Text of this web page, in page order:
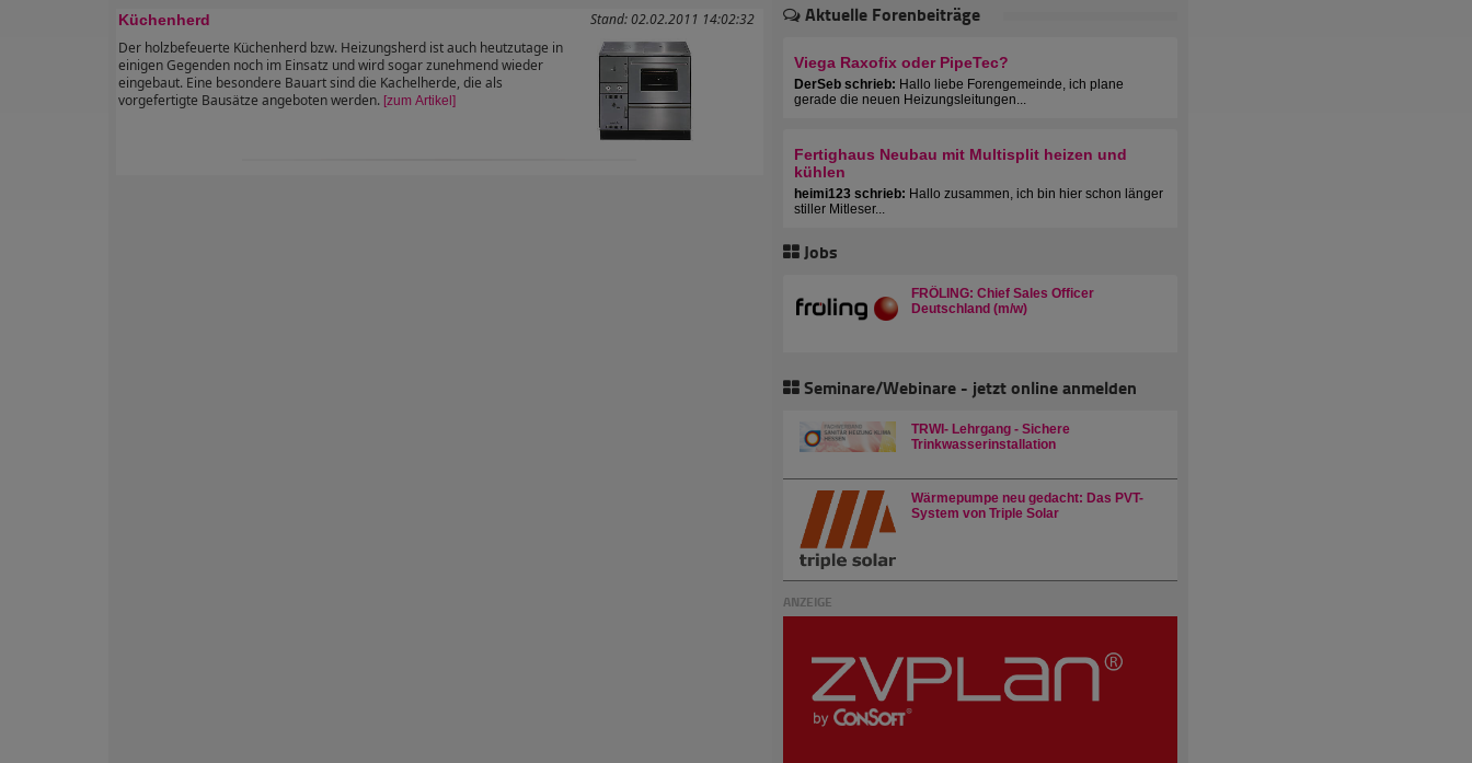
Stand: 02.02.2011 14:02:32
Küchenherd
Der holzbefeuerte Küchenherd bzw. Heizungsherd ist auch heutzutage in
einigen Gegenden noch im Einsatz und wird sogar zunehmend wieder
eingebaut. Eine besondere Bauart sind die Kachelherde, die als
vorgefertigte Bausätze angeboten werden. [zum Artikel]
Aktuelle Forenbeiträge
Viega Raxofix oder PipeTec?
DerSeb schrieb: Hallo liebe Forengemeinde, ich plane
gerade die neuen Heizungsleitungen...
Fertighaus Neubau mit Multisplit heizen und
kühlen
heimi123 schrieb: Hallo zusammen, ich bin hier schon länger
stiller Mitleser...
Jobs
FRÖLING: Chief Sales Officer
Deutschland (m/w)
Seminare/Webinare - jetzt online anmelden
TRWI- Lehrgang - Sichere
Trinkwasserinstallation
Wärmepumpe neu gedacht: Das PVT-
System von Triple Solar
ANZEIGE